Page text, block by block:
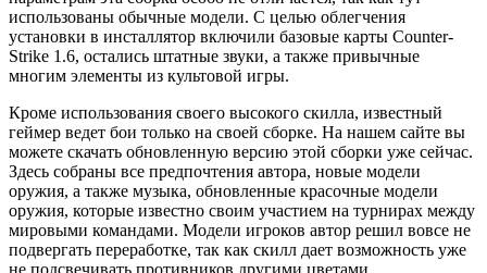
использованы обычные модели. С целью облегчения
установки в инсталлятор включили базовые карты Counter-
Strike 1.6, остались штатные звуки, а также привычные
многим элементы из культовой игры.
Кроме использования своего высокого скилла, известный
геймер ведет бои только на своей сборке. На нашем сайте вы
можете скачать обновленную версию этой сборки уже сейчас.
Здесь собраны все предпочтения автора, новые модели
оружия, а также музыка, обновленные красочные модели
оружия, которые известно своим участием на турнирах между
мировыми командами. Модели игроков автор решил вовсе не
подвергать переработке, так как скилл дает возможность уже
не подсвечивать противников другими цветами.